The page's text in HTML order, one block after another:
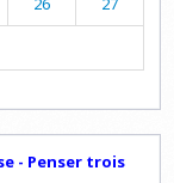
- Penser trois